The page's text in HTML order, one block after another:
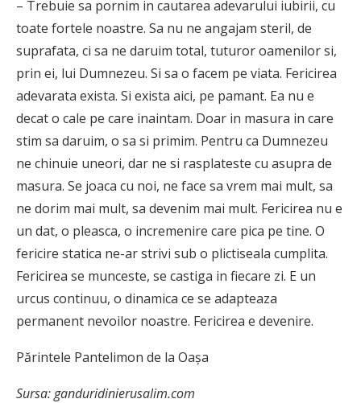
– Trebuie sa pornim in cautarea adevarului iubirii, cu
toate fortele noastre. Sa nu ne angajam steril, de
suprafata, ci sa ne daruim total, tuturor oamenilor si,
prin ei, lui Dumnezeu. Si sa o facem pe viata. Fericirea
adevarata exista. Si exista aici, pe pamant. Ea nu e
decat o cale pe care inaintam. Doar in masura in care
stim sa daruim, o sa si primim. Pentru ca Dumnezeu
ne chinuie uneori, dar ne si rasplateste cu asupra de
masura. Se joaca cu noi, ne face sa vrem mai mult, sa
ne dorim mai mult, sa devenim mai mult. Fericirea nu e
un dat, o pleasca, o incremenire care pica pe tine. O
fericire statica ne-ar strivi sub o plictiseala cumplita.
Fericirea se munceste, se castiga in fiecare zi. E un
urcus continuu, o dinamica ce se adapteaza
permanent nevoilor noastre. Fericirea e devenire.
Părintele Pantelimon de la Oașa
Sursa: ganduridinierusalim.com